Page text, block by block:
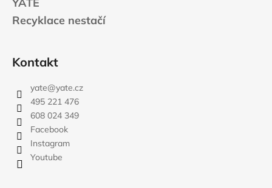
Recyklace nestačí
Kontakt
yate@yate.cz
495 221 476
608 024 349
Facebook
Instagram
Youtube